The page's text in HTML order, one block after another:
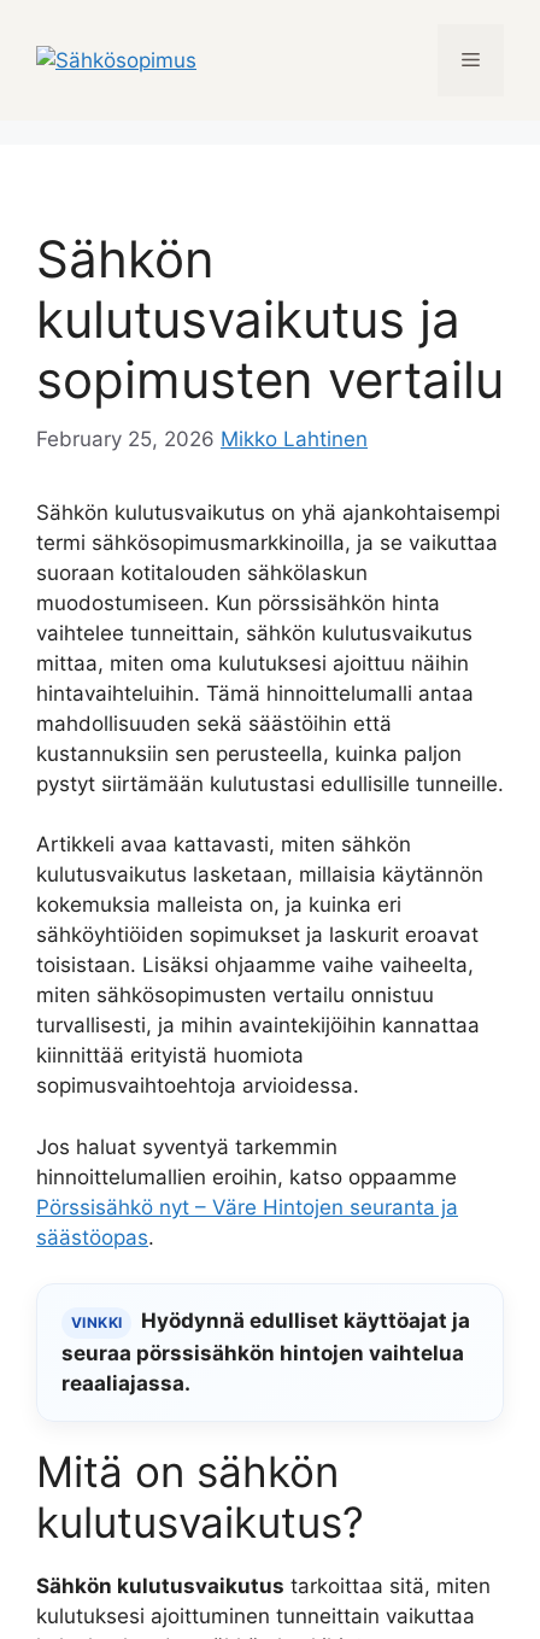
content
Menu
Sähkön
kulutusvaikutus ja
sopimusten vertailu
February 25, 2026 Mikko Lahtinen
Sähkön kulutusvaikutus on yhä ajankohtaisempi
termi sähkösopimusmarkkinoilla, ja se vaikuttaa
suoraan kotitalouden sähkölaskun
muodostumiseen. Kun pörssisähkön hinta
vaihtelee tunneittain, sähkön kulutusvaikutus
mittaa, miten oma kulutuksesi ajoittuu näihin
hintavaihteluihin. Tämä hinnoittelumalli antaa
mahdollisuuden sekä säästöihin että
kustannuksiin sen perusteella, kuinka paljon
pystyt siirtämään kulutustasi edullisille tunneille.
Artikkeli avaa kattavasti, miten sähkön
kulutusvaikutus lasketaan, millaisia käytännön
kokemuksia malleista on, ja kuinka eri
sähköyhtiöiden sopimukset ja laskurit eroavat
toisistaan. Lisäksi ohjaamme vaihe vaiheelta,
miten sähkösopimusten vertailu onnistuu
turvallisesti, ja mihin avaintekijöihin kannattaa
kiinnittää erityistä huomiota
sopimusvaihtoehtoja arvioidessa.
Jos haluat syventyä tarkemmin
hinnoittelumallien eroihin, katso oppaamme
Pörssisähkö nyt – Väre Hintojen seuranta ja
säästöopas.
VINKKI
Hyödynnä edulliset käyttöajat ja
seuraa pörssisähkön hintojen vaihtelua
reaaliajassa.
Mitä on sähkön
kulutusvaikutus?
Sähkön kulutusvaikutus tarkoittaa sitä, miten
kulutuksesi ajoittuminen tunneittain vaikuttaa